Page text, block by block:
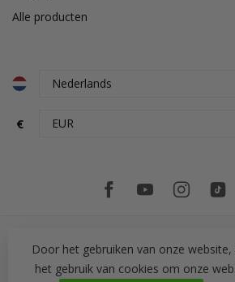
Alle producten
€
Door het gebruiken van onze
het gebruik van cookies om onze